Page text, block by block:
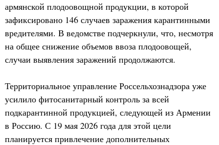
армянской плодоовощной продукции, в которой
зафиксировано 146 случаев заражения карантинными
вредителями. В ведомстве подчеркнули, что, несмотря
на общее снижение объемов ввоза плодоовощей,
случаи выявления заражений продолжаются.
Территориальное управление Россельхознадзора уже
усилило фитосанитарный контроль за всей
подкарантинной продукцией, следующей из Армении
в Россию. С 19 мая 2026 года для этой цели
планируется привлечение дополнительных